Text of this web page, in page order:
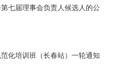
七届理事会负责人候选人的公
范化培训班（长春站）一轮通知